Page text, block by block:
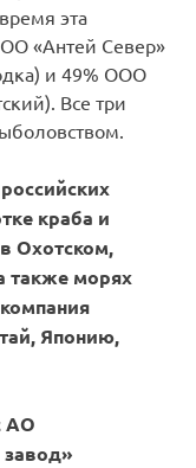
эта
«Антей Север»
и 49% ООО
Все три
краба и
Охотском,
также морях
Японию,
АО